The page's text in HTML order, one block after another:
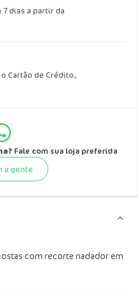
7 dias a partir da
Cartão de Crédito,
Fale com sua loja preferida
a gente
com recorte nadador em